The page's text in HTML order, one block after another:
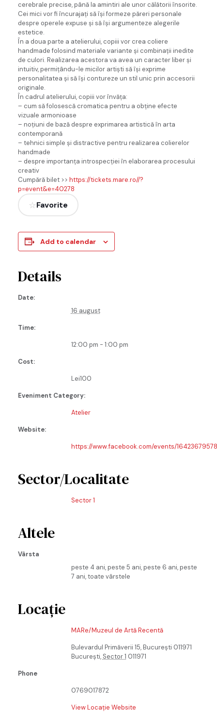
cerebrale precise, până la amintiri ale unor călătorii însorite.
Cei mici vor fi încurajați să își formeze păreri personale
despre operele expuse și să își argumenteze alegerile
estetice.
În a doua parte a atelierului, copiii vor crea coliere
handmade folosind materiale variante și combinații inedite
de culori. Realizarea acestora va avea un caracter liber și
intuitiv, permițându-le micilor artiști să își exprime
personalitatea și să își contureze un stil unic prin accesorii
originale.
În cadrul atelierului, copiii vor învăța:
– cum să folosescă cromatica pentru a obține efecte
vizuale armonioase
– noțiuni de bază despre exprimarea artistică în arta
contemporană
– tehnici simple și distractive pentru realizarea colierelor
handmade
– despre importanța introspecției în elaborarea procesului
creativ
Cumpără bilet >> https://tickets.mare.ro//?
p=event&e=40278
Favorite
Add to calendar
Details
Date:
16 august
Time:
12:00 pm - 1:00 pm
Cost:
Lei100
Eveniment Category:
Atelier
Website:
https://www.facebook.com/events/
Sector/Localitate
Sector 1
Altele
Vârsta
peste 4 ani, peste 5 ani, peste 6 ani, peste
7 ani, toate vârstele
Locație
MARe/Muzeul de Artă Recentă
Bulevardul Primăverii 15, București 011971
București, Sector 1 011971
Phone
0769017872
View Locație Website